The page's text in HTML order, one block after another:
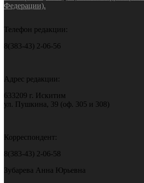
Федерации).
Телефон редакции:
8(383-43) 2-06-56
Адрес редакции:
633209 г. Искитим
ул. Пушкина, 39 (оф. 305 и 308)
Корреспондент:
8(383-43) 2-06-58
Зубарева Анна Юрьевна